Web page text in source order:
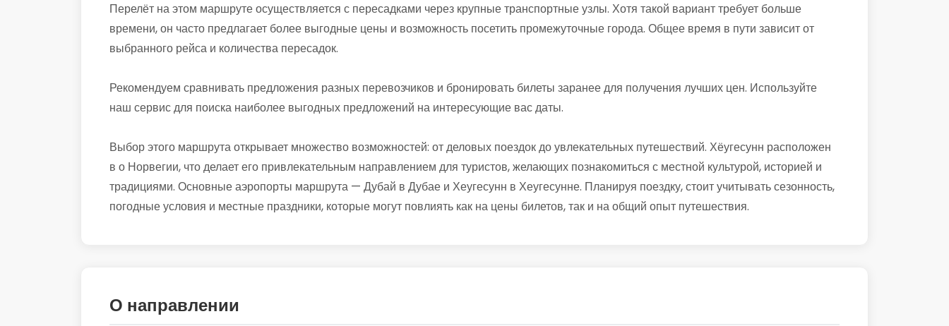
Перелёт на этом маршруте осуществляется с пересадками через крупные транспортные узлы. Хотя такой вариант требует больше
времени, он часто предлагает более выгодные цены и возможность посетить промежуточные города. Общее время в пути зависит от
выбранного рейса и количества пересадок.
Рекомендуем сравнивать предложения разных перевозчиков и бронировать билеты заранее для получения лучших цен. Используйте
наш сервис для поиска наиболее выгодных предложений на интересующие вас даты.
Выбор этого маршрута открывает множество возможностей: от деловых поездок до увлекательных путешествий. Хёугесунн расположен
в о Норвегии, что делает его привлекательным направлением для туристов, желающих познакомиться с местной культурой, историей и
традициями. Основные аэропорты маршрута — Дубай в Дубае и Хеугесунн в Хеугесунне. Планируя поездку, стоит учитывать сезонность,
погодные условия и местные праздники, которые могут повлиять как на цены билетов, так и на общий опыт путешествия.
О направлении